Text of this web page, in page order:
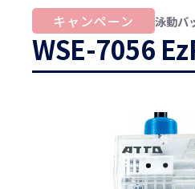
泳動バ
WSE-7056